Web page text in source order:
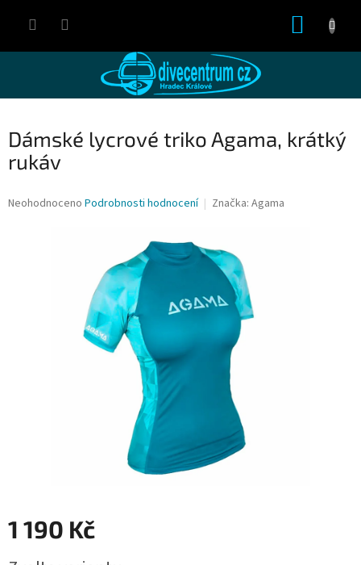
Dámské lycrové triko Agama, krátký
rukáv
Průměrné
Neohodnoceno Podrobnosti hodnocení Značka: Agama
1 190 Kč